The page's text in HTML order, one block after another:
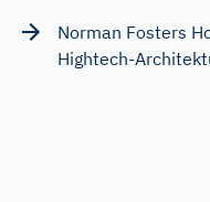
Norman Fosters
Hightech-